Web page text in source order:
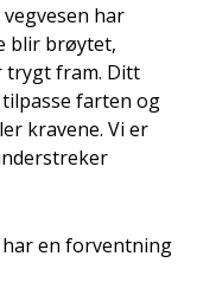
har
blir brøytet,
trygt fram. Ditt
farten og
kravene. Vi er
en forventning